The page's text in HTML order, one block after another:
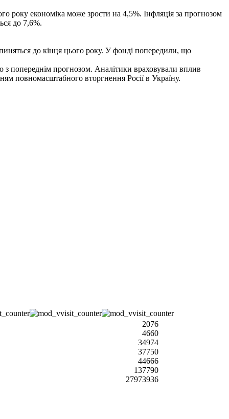
року економіка може зрости на 4,5%. Інфляція за прогнозом
до 7,6%.
до кінця цього року. У фонді попередили, що
з попереднім прогнозом. Аналітики враховували вплив
повномасштабного вторгнення Росії в Україну.
2076
4660
34974
37750
44666
137790
27973936